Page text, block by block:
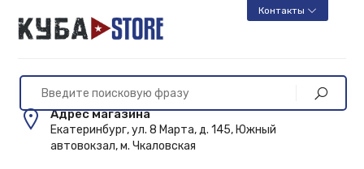
Контакты
Адрес магазина
Екатеринбург, ул. 8 Марта, д. 145, Южный
автовокзал, м. Чкаловская